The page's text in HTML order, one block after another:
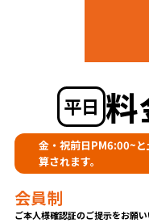
平日 料
金・祝前日PM6:00~
算されます。
会員制
ご本人様確認証のご提示をお願い